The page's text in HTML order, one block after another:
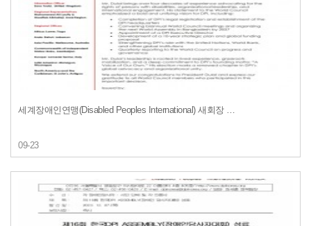
세계장애인연맹(Disabled Peoples International) 새회장 …
09-23